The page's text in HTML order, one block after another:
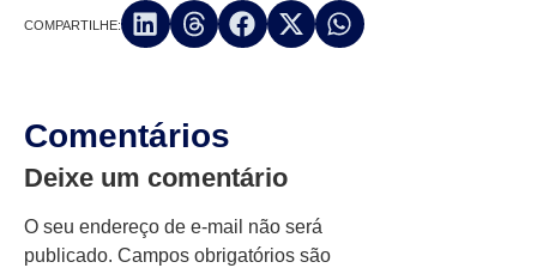
COMPARTILHE:
Comentários
Deixe um comentário
O seu endereço de e-mail não será
publicado. Campos obrigatórios são